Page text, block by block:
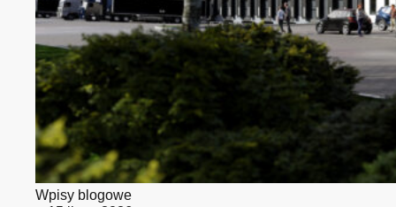
Wpisy blogowe